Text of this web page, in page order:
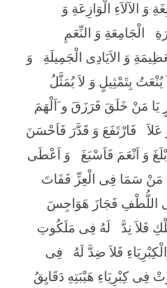
وَ الآلاَءِ الْوَازِعَةِ وَ
الْجَامِعَةِ وَ النِّعَمِ
وَ الاَيَادِى الْجَمِيلَةِ
وَ
يُنْعَتُ بِتَمْثِيلٍ وَ لاَ يُمَثَّلُ
يَا مَنْ خَلَقَ فَرَزَقَ و َاَلْهَمَ
فَارْتَفَعَ وَ قَدَّرَ فَاَحْسَنَ
وَ اَنْعَمَ فَاَسْبَغَ
وَ اَعْطَى
مَنْ سَمَا فِى الْعِزِّ فَفَاتَ
اللُّطْفِ فَجَازَ هَوَاجِسَ
فَلاَ نِدَّ
لَهُ فِی مَلَكُوتِ
فَلاَ ضِدَّ لَهُ
فِى
فِى كِبْرِيَاءِ هَيْبَتِهِ دَقَايِقُ